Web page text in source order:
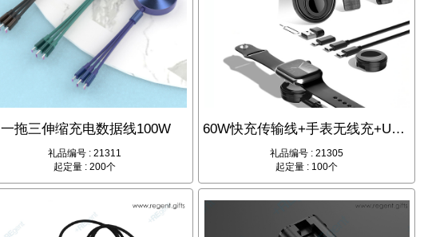
一拖三伸缩充电数据线100W
礼品编号 : 21311
起定量 : 200个
60W快充传输线+手表无线充+USB转接头+PU皮套
礼品编号 : 21305
起定量 : 100个